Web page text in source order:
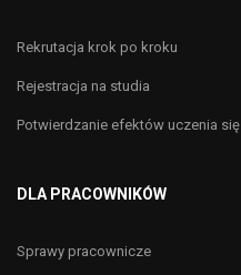
Rekrutacja krok po kroku
Rejestracja na studia
Potwierdzanie efektów uczenia się
DLA PRACOWNIKÓW
Sprawy pracownicze